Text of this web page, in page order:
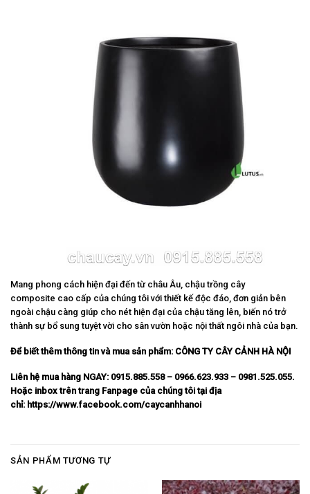
Mang phong cách hiện đại đến từ châu Âu, chậu trồng cây
composite cao cấp của chúng tôi với thiết kế độc đáo, đơn giản bên
ngoài chậu càng giúp cho nét hiện đại của chậu tăng lên, biến nó trở
thành sự bổ sung tuyệt vời cho sân vườn hoặc nội thất ngôi nhà của bạn.
Để biết thêm thông tin và mua sản phẩm: CÔNG TY CÂY CẢNH HÀ NỘI
Liên hệ mua hàng NGAY: 0915.885.558 – 0966.623.933 – 0981.525.055.
Hoặc inbox trên trang Fanpage của chúng tôi tại địa
chỉ: https://www.facebook.com/caycanhhanoi
SẢN PHẨM TƯƠNG TỰ